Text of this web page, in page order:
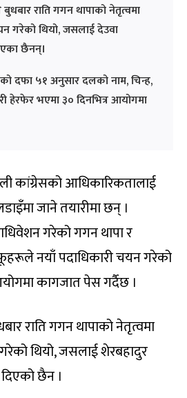
राति गगन थापाको नेतृत्वमा
गरेको थियो, जसलाई देउवा
छैनन्।
दफा ५१ अनुसार दलको नाम, चिन्ह,
हेरफेर भएमा ३० दिनभित्र आयोगमा
कांग्रेसको आधिकारिकतालाई
जाने तयारीमा छन् ।
गरेको गगन थापा र
नयाँ पदाधिकारी चयन गरेको
कागजात पेस गर्दैछ ।
राति गगन थापाको नेतृत्वमा
थियो, जसलाई शेरबहादुर
छैन ।